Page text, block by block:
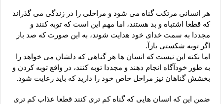
لا حول ولا قوة الا بالله برای چشم زخم – دعای چشم زخم ماشاالله
دعای قوی رفع ترس – دعای مجرب برای آرامش قلب و رفع اضطراب
دعا برای پولدار شدن در یک روز – دعای ثروت حضرت سلیمان
هر انسانی مرتکب گناه می شود و مراحلی را در زندگی می گذراند
که قطعا اشتباه و بد هستند، اما مهم این است که توبه کنند و
مجددا به سمت خدای خود هدایت شوند، به این صورت که صد بار
اگر توبه شکستی بازآ.
اما نکته این نیست که انسان ها هر گناهی که دلشان می خواهد را
به طور خودآگاه انجام دهند و مجددا توبه کنند، در واقع توبه کردن و
بخشش گناهان نیز مراحل خاص خود را دارید که باید رعایت شود.
ضمن این که انسان هایی که گناه کم تری کنند قطعا عذاب کم تری